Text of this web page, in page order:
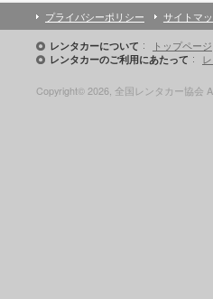
プライバシーポリシー サイトマ
レンタカーについて トップページ
レンタカーのご利用にあたって
Copyright© 2026, 全国レンタカー協会